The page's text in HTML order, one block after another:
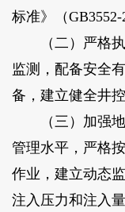
标准》（GB3552-
（二）严格执
监测，配备安全
备，建立健全井控
（三）加强地
管理水平，严格
作业，建立动态
注入压力和注入